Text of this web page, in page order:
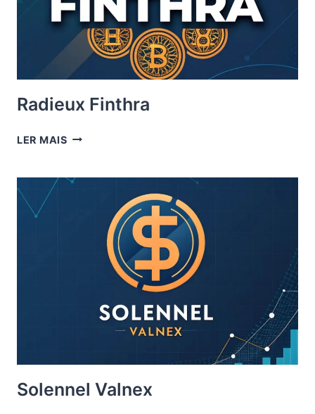
Radieux Finthra
LER MAISRADIEUX
Solennel Valnex